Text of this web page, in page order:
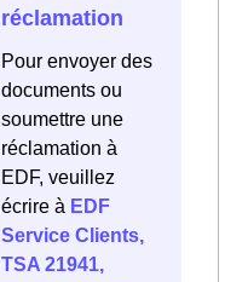
réclamation
Pour envoyer des
documents ou
soumettre une
réclamation à
EDF, veuillez
écrire à EDF
Service Clients,
TSA 21941,